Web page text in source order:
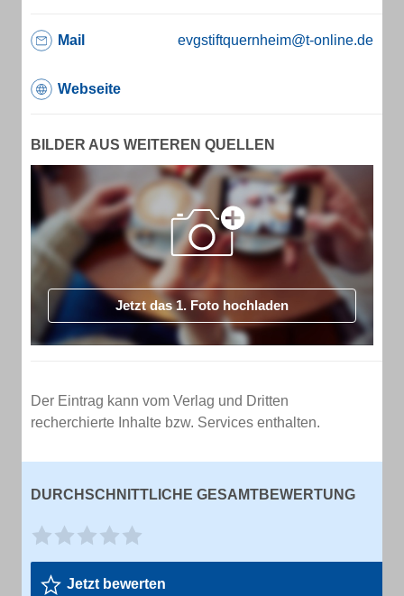
Mail evgstiftquernheim@t-online.de
Webseite
BILDER AUS WEITEREN QUELLEN
Jetzt das 1. Foto hochladen
Der Eintrag kann vom Verlag und Dritten
recherchierte Inhalte bzw. Services enthalten.
DURCHSCHNITTLICHE GESAMTBEWERTUNG
Jetzt bewerten